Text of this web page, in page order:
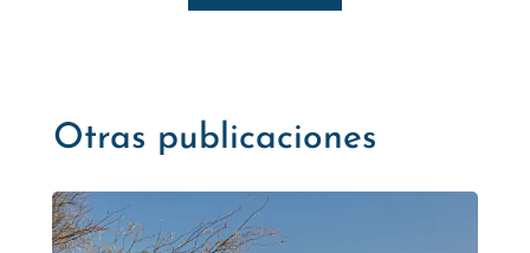
Otras publicaciones